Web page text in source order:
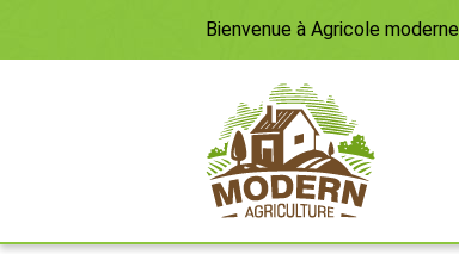
Bienvenue à Agricole moderne